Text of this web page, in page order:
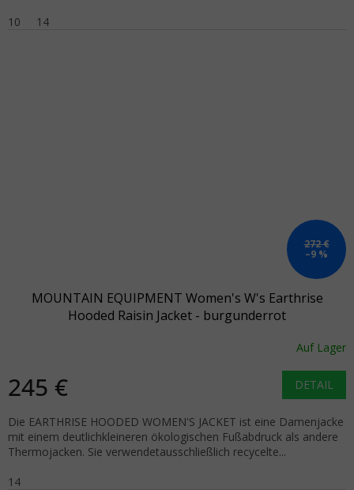
10
14
272 €
–9 %
MOUNTAIN EQUIPMENT Women's W's Earthrise
Hooded Raisin Jacket - burgunderrot
Auf Lager
245 € DETAIL
Die EARTHRISE HOODED WOMEN'S JACKET ist eine Damenjacke
mit einem deutlichkleineren ökologischen Fußabdruck als andere
Thermojacken. Sie verwendetausschließlich recycelte...
14